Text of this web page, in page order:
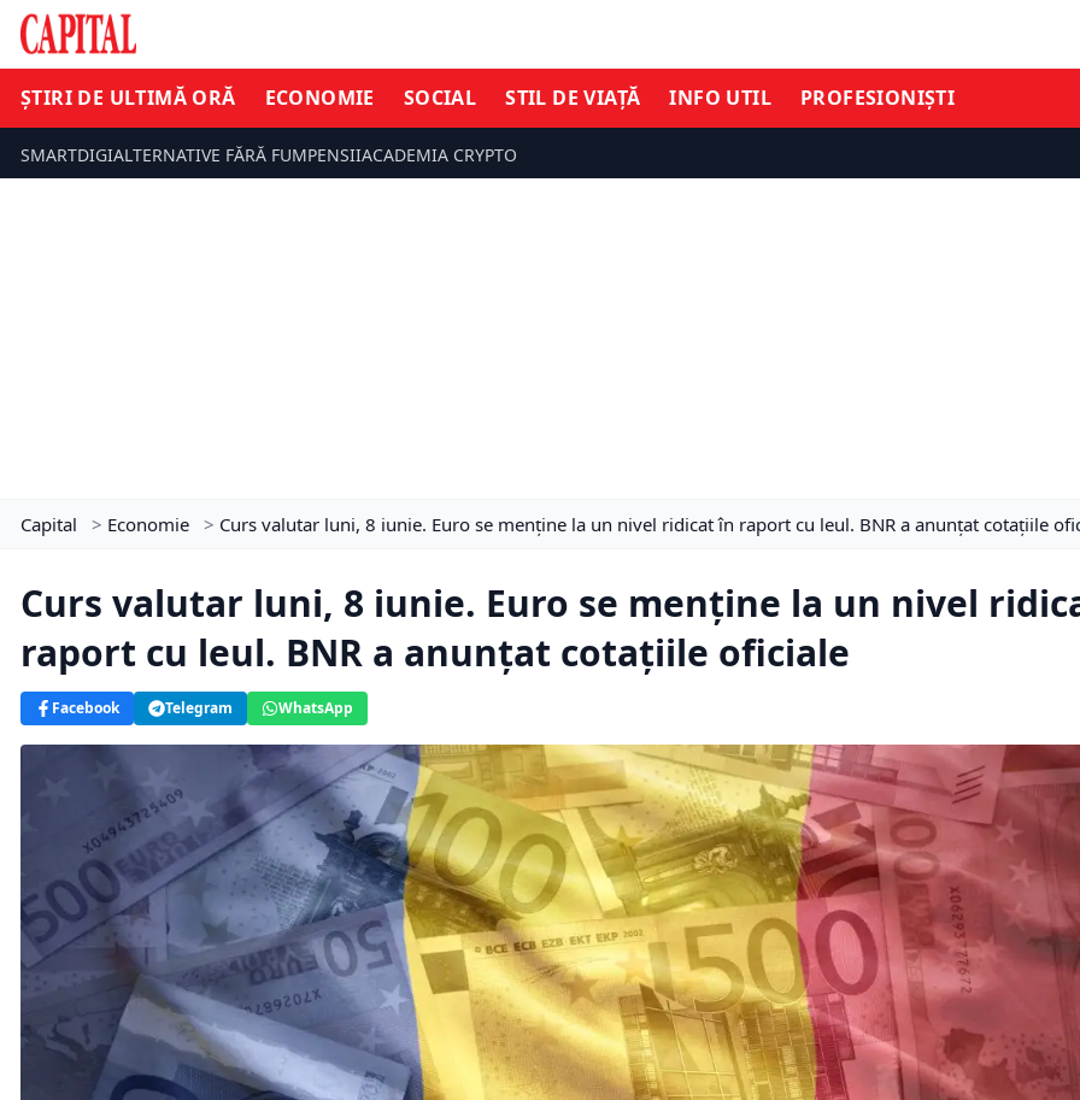
ȘTIRI DE ULTIMĂ ORĂ ECONOMIE SOCIAL STIL DE VIAȚĂ INFO UTIL PROFESIONIȘTI
SMARTDIGIALTERNATIVE FĂRĂ FUMPENSIIACADEMIA CRYPTO
Capital > Economie > Curs valutar luni, 8 iunie. Euro se menține la un nivel ridicat în raport cu leul. BNR a anunțat cotațiile
Curs valutar luni, 8 iunie. Euro se menține la un nivel
raport cu leul. BNR a anunțat cotațiile oficiale
Facebook Telegram WhatsApp